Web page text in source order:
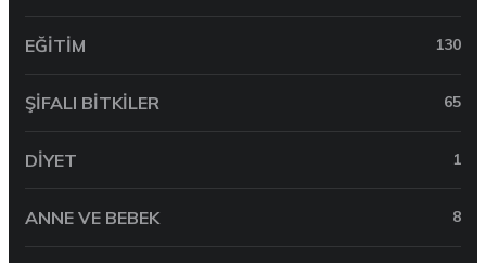
EĞITIM 130
ŞIFALI BITKILER 65
DIYET 1
ANNE VE BEBEK 8